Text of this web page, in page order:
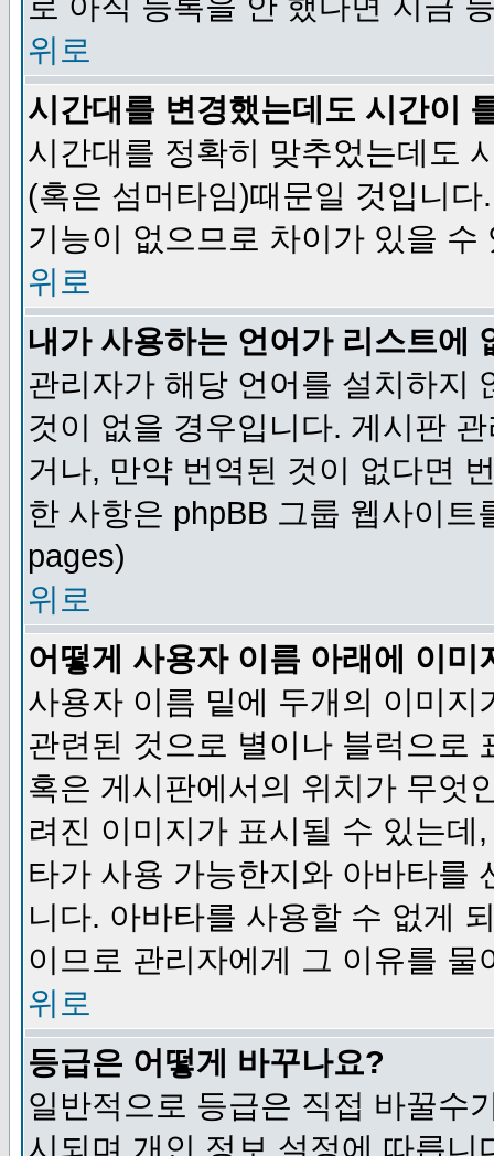
위로
시간대를 변경했는데도 시간이
시간대를 정확히 맞추었는데도
(혹은 섬머타임)때문일 것입니
기능이 없으므로 차이가 있을 수
위로
내가 사용하는 언어가 리스트에
관리자가 해당 언어를 설치하지
것이 없을 경우입니다. 게시판
거나, 만약 번역된 것이 없다면
한 사항은 phpBB 그룹 웹사이
pages)
위로
어떻게 사용자 이름 아래에 이미
사용자 이름 밑에 두개의 이미
관련된 것으로 별이나 블럭으로
혹은 게시판에서의 위치가 무엇
려진 이미지가 표시될 수 있는
타가 사용 가능한지와 아바타를
니다. 아바타를 사용할 수 없게
이므로 관리자에게 그 이유를 물
위로
등급은 어떻게 바꾸나요?
일반적으로 등급은 직접 바꿀수
시되며 개인 정보 설정에 따릅